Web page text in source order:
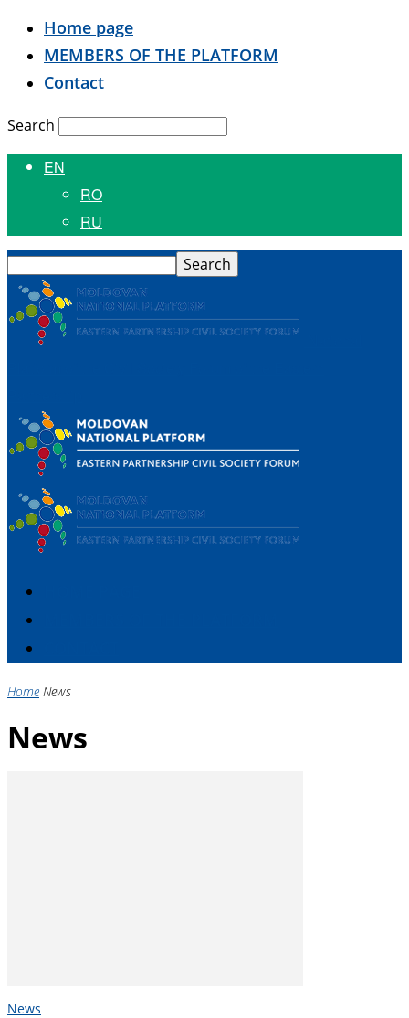
Home page
MEMBERS OF THE PLATFORM
Contact
Search
EN
RO
RU
Home News
News
News